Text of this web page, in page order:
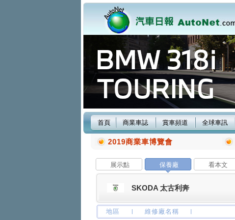
首頁 商業車誌 賞車頻道 全球車訊
2019商業車博覽會
展示點 保養廠 看本文
SKODA 太古利奔
地區 維修廠名稱